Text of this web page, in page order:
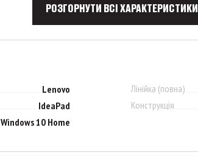
РОЗГОРНУТИ ВСІ ХАРАКТЕРИСТИКИ
Lenovo Лінійка (повна)
IdeaPad Конструкція
Windows 10 Home